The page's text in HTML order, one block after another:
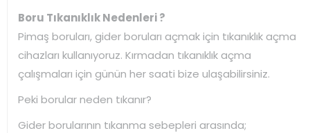
Boru Tıkanıklık Nedenleri ?
Pimaş boruları, gider boruları açmak için tıkanıklık açma
cihazları kullanıyoruz. Kırmadan tıkanıklık açma
çalışmaları için günün her saati bize ulaşabilirsiniz.
Peki borular neden tıkanır?
Gider borularının tıkanma sebepleri arasında;